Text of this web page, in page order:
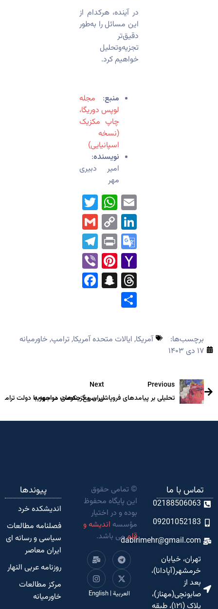
در آینده، هرکدام از
این مسائل را به‌طور
دقیق‌تر
تجزیه‌وتحلیل
خواهیم کرد.
منبع:
مجله
لوپس دوریگا،
چاپ مکزیک
(نسخه
اسپانیایی)
نویسنده:
امیر دبیری
مهر
Email
WhatsApp
Twitter
LinkedIn
Copy
Link
Gmail
Google
Translate
Print
Telegram
Yahoo
Mail
Pinterest
Viber
Threads
Snapchat
Facebook
Share
برچسب‌ها: آمریکا,ایالات متحده آمریکا,ترامپ,خاورمیانه
۱۷ دی ۱۴۰۳
Previous
تحلیلی بر پیامدهای فروپاشی سریع حکومت در سوریه
Next
ایران و گزینه‌های مواجهه با دولت ترامپ
تماس با ما
02188506063
09201052183
dabirimehr@gmail.com
تهران، خیابان
خرمشهر(آپادانا)،
بعد از
صابونچی(مهناز)،
پلاک (۱۲۱)، طبقه
© تمامی حقوق
این پایگاه محفوظ
بوده و در اختیار
مؤسسه اندیشه و
قلممی باشد.
العربية|
English
پیوندها
اندیشکده‌ خرد
فصلنامه مطالعات
سیاسی و رسانه ای
ایران معاصر
روزنامه عربی النهار
مرکز مطالعات
خاورمیانه